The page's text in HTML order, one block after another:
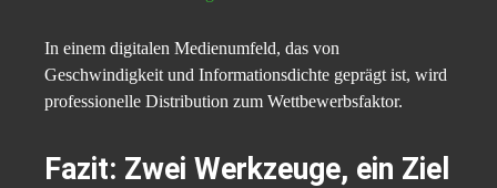
In einem digitalen Medienumfeld, das von
Geschwindigkeit und Informationsdichte geprägt ist, wird
professionelle Distribution zum Wettbewerbsfaktor.
Fazit: Zwei Werkzeuge, ein Ziel